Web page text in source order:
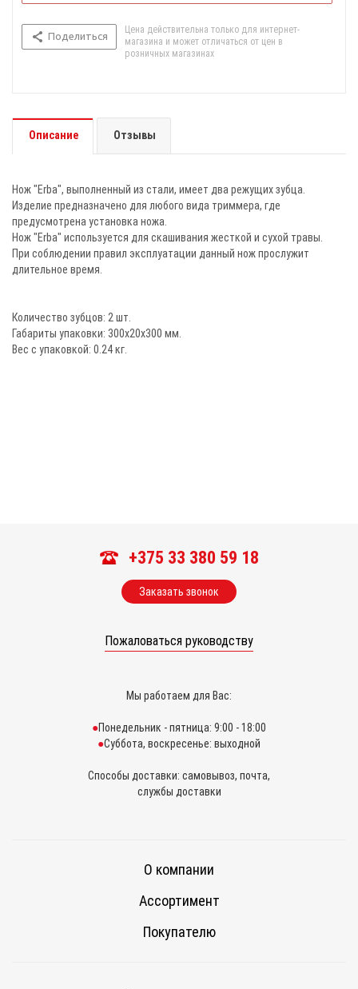
Поделиться
Цена действительна только для интернет-
магазина и может отличаться от цен в
розничных магазинах
Описание Отзывы
Нож "Erba", выполненный из стали, имеет два режущих зубца.
Изделие предназначено для любого вида триммера, где
предусмотрена установка ножа.
Нож "Erba" используется для скашивания жесткой и сухой травы.
При соблюдении правил эксплуатации данный нож прослужит
длительное время.
Количество зубцов: 2 шт.
Габариты упаковки: 300х20х300 мм.
Вес с упаковкой: 0.24 кг.
+375 33 380 59 18
Заказать звонок
Пожаловаться руководству
Мы работаем для Вас:
Понедельник - пятница: 9:00 - 18:00
Суббота, воскресенье: выходной
Способы доставки: самовывоз, почта,
службы доставки
О компании
Ассортимент
Покупателю